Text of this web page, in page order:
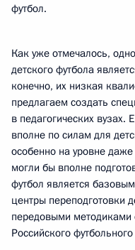
футбол.
Как уже отмечалось,
детского футбола
конечно, их низкая
предлагаем создать
в педагогических вузах.
вполне по силам для
особенно на уровне
могли бы вполне
футбол является
центры переподготовки
передовыми методиками
Российского